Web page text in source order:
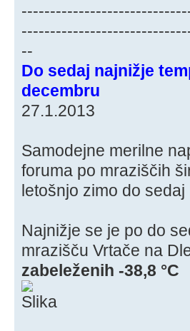
--
Do sedaj najnižje
decembru
27.1.2013
Samodejne merilne
foruma po mraziščih
letošnjo zimo do
Najnižje se je po do
mrazišču Vrtače na
zabeleženih -38,8 °C